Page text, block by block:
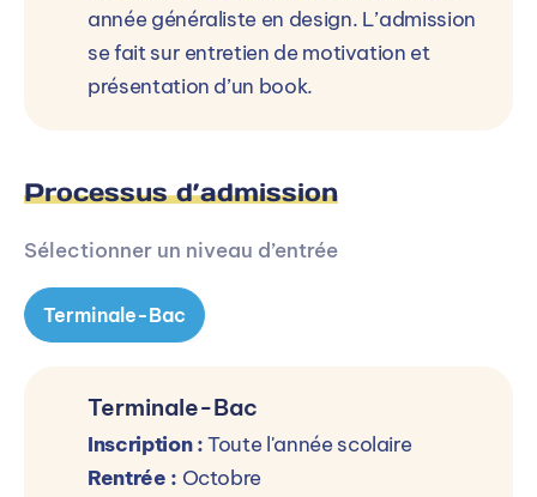
année généraliste en design. L’admission
se fait sur entretien de motivation et
présentation d’un book.
Processus d’admission
Sélectionner un niveau d’entrée
Terminale-Bac
Terminale-Bac
Inscription :Toute l'année scolaire
Rentrée : Octobre